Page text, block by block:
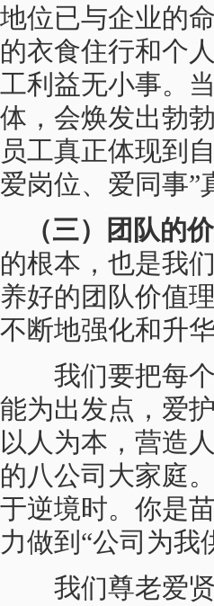
地位已与企业的
的衣食住行和个
工利益无小事。
体，会焕发出勃
员工真正体现到
爱岗位、爱同事”
（三）团队的
的根本，也是我
养好的团队价值
不断地强化和升华
我们要把每个
能为出发点，爱
以人为本，营造
的八公司大家庭
于逆境时。你是
力做到“公司为我
我们尊老爱贤